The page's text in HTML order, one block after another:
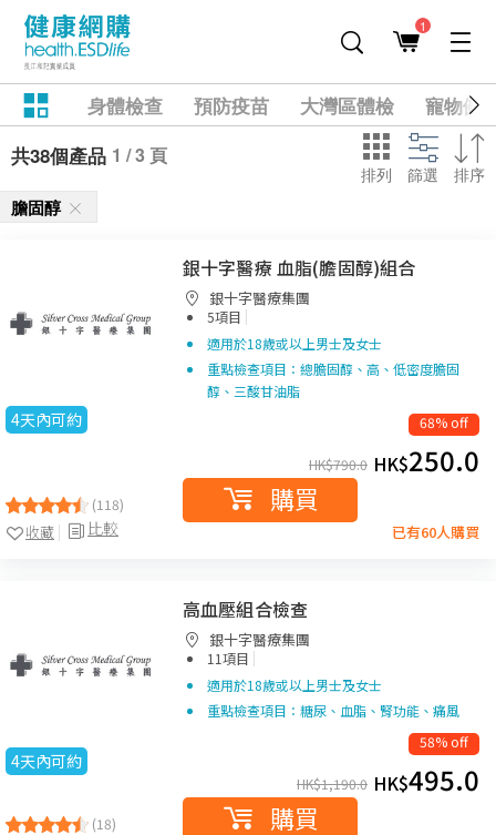
1
身體檢查 預防疫苗 大灣區體檢
寵物健
共38個產品 1 / 3 頁
排列 篩選 排序
膽固醇
4天內可約
(118)
比較
收藏
銀十字醫療 血脂(膽固醇)組合
銀十字醫療集團
5項目 |
適用於18歲或以上男士及女士
重點檢查項目：總膽固醇、高、低密度膽固
醇、三酸甘油脂
68% off
HK$790.0 HK$250.0
購買
已有60人購買
4天內可約
(18)
高血壓組合檢查
銀十字醫療集團
11項目 |
適用於18歲或以上男士及女士
重點檢查項目：糖尿、血脂、腎功能、痛風
58% off
HK$1,190.0 HK$495.0
購買